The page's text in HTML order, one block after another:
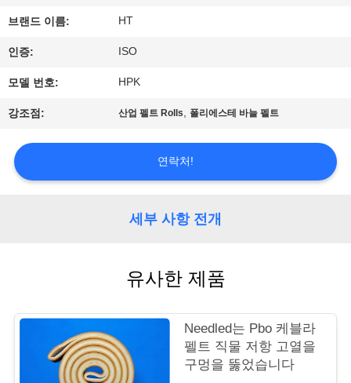
공
장
여
브랜드 이름: HT
인증: ISO
모델 번호: HPK
강조점: 산업 펠트 Rolls, 폴리에스테 바늘 펠트
연락처!
세부 사항 전개
유사한 제품
Needled는 Pbo 케블라
펠트 직물 저항 고열을
구멍을 뚫었습니다